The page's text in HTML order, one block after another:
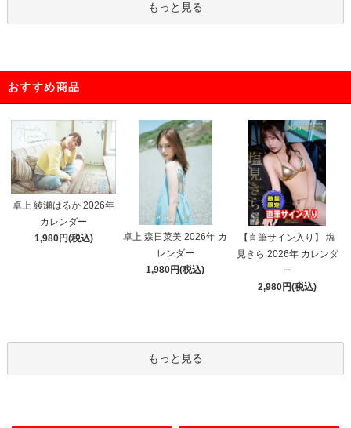
もっと見る
おすすめ商品
卓上 綾瀬はるか 2026年
カレンダー
1,980円(税込)
卓上 森日菜美 2026年 カ
レンダー
1,980円(税込)
【直筆サイン入り】 塩
見きら 2026年 カレンダ
ー
2,980円(税込)
もっと見る